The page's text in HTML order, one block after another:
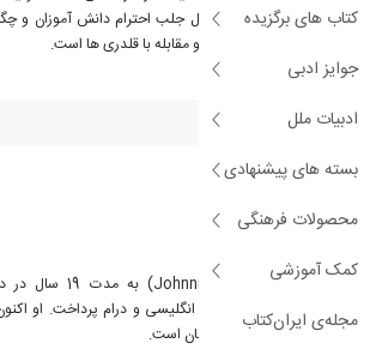
کتاب های برگزیده
جوایز ادبی
ادبیات ملل
بسته های پیشنهادی
محصولات فرهنگی
کمک آموزشی
مجله‌ی ایران‌کتاب
آزمایش کرد. ایده ها شامل جلب احترام دانش آموزان و
جدی مانند دعوا در کلاس و مقابله با قلدری ها است.
درباره جانی یانگ
انگلستان به تدریس زبان انگلیسی و درام پرداخت. او
نویسنده مستقر در انگلستان است.